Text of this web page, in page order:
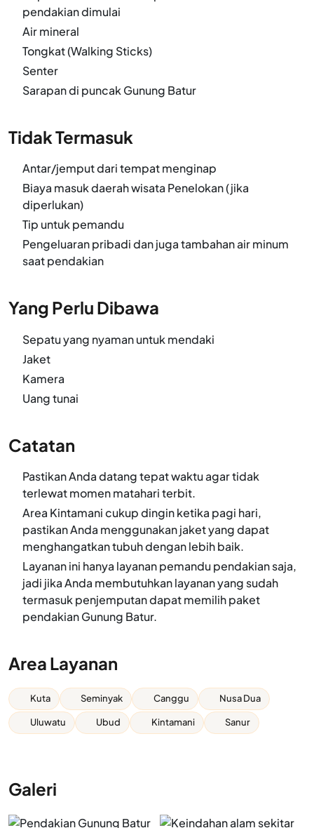
pendakian dimulai
Air mineral
Tongkat (Walking Sticks)
Senter
Sarapan di puncak Gunung Batur
Tidak Termasuk
Antar/jemput dari tempat menginap
Biaya masuk daerah wisata Penelokan (jika
diperlukan)
Tip untuk pemandu
Pengeluaran pribadi dan juga tambahan air minum
saat pendakian
Yang Perlu Dibawa
Sepatu yang nyaman untuk mendaki
Jaket
Kamera
Uang tunai
Catatan
Pastikan Anda datang tepat waktu agar tidak
terlewat momen matahari terbit.
Area Kintamani cukup dingin ketika pagi hari,
pastikan Anda menggunakan jaket yang dapat
menghangatkan tubuh dengan lebih baik.
Layanan ini hanya layanan pemandu pendakian saja,
jadi jika Anda membutuhkan layanan yang sudah
termasuk penjemputan dapat memilih paket
pendakian Gunung Batur.
Area Layanan
Kuta Seminyak Canggu Nusa Dua
Uluwatu Ubud Kintamani Sanur
Galeri